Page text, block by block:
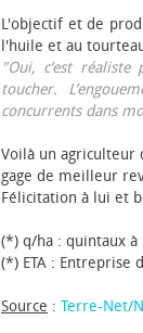
L'objectif et de
l'huile et au
"Oui, c’est
toucher.
concurrents dans
Voilà un agriculteur
gage de meilleur
Félicitation à lui et
(*) q/ha : quintaux à
(*) ETA : Entreprise
Source : Terre-Net/